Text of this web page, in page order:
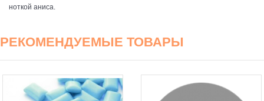
ноткой аниса.
РЕКОМЕНДУЕМЫЕ ТОВАРЫ